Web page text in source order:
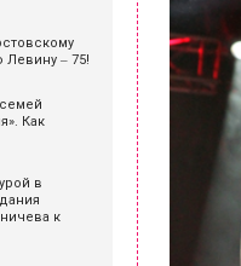
Левину ‒ 75!
Как
в
к